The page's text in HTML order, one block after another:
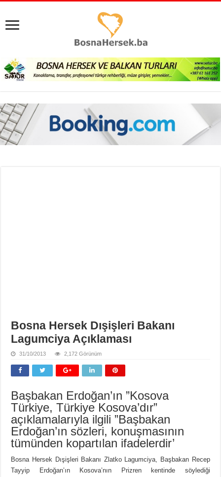
Bosna Hersek Dışişleri Bakanı
Lagumciya Açıklaması
31/10/2013 2,172 Görünüm
Başbakan Erdoğan’ın ”Kosova
Türkiye, Türkiye Kosova’dır”
açıklamalarıyla ilgili ”Başbakan
Erdoğan’ın sözleri, konuşmasının
tümünden kopartılan ifadelerdir’
Bosna Hersek Dışişleri Bakanı Zlatko Lagumciya, Başbakan Recep
Tayyip Erdoğan’ın Kosova’nın Prizren kentinde söylediği